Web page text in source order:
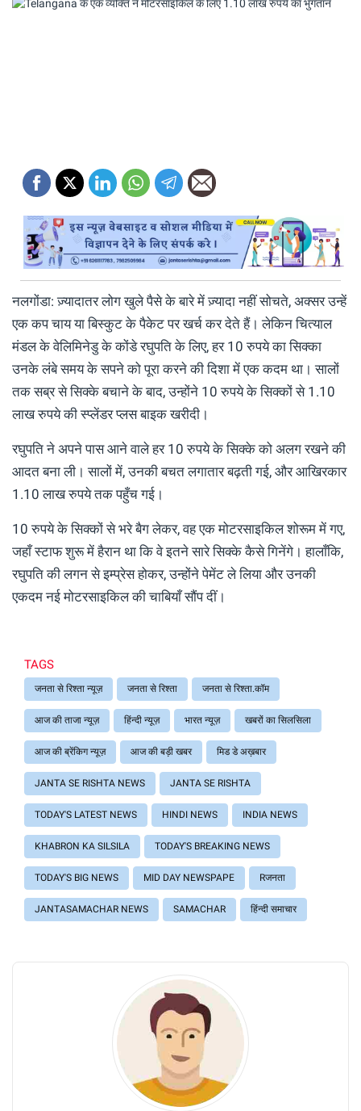
नलगोंडा: ज़्यादातर लोग खुले पैसे के बारे में ज़्यादा नहीं सोचते, अक्सर उन्हें
एक कप चाय या बिस्कुट के पैकेट पर खर्च कर देते हैं। लेकिन चित्याल
मंडल के वेलिमिनेडु के कोंडे रघुपति के लिए, हर 10 रुपये का सिक्का
उनके लंबे समय के सपने को पूरा करने की दिशा में एक कदम था। सालों
तक सब्र से सिक्के बचाने के बाद, उन्होंने 10 रुपये के सिक्कों से 1.10
लाख रुपये की स्प्लेंडर प्लस बाइक खरीदी।
रघुपति ने अपने पास आने वाले हर 10 रुपये के सिक्के को अलग रखने की
आदत बना ली। सालों में, उनकी बचत लगातार बढ़ती गई, और आखिरकार
1.10 लाख रुपये तक पहुँच गई।
10 रुपये के सिक्कों से भरे बैग लेकर, वह एक मोटरसाइकिल शोरूम में गए,
जहाँ स्टाफ शुरू में हैरान था कि वे इतने सारे सिक्के कैसे गिनेंगे। हालाँकि,
रघुपति की लगन से इम्प्रेस होकर, उन्होंने पेमेंट ले लिया और उनकी
एकदम नई मोटरसाइकिल की चाबियाँ सौंप दीं।
TAGS
जनता से रिश्ता न्यूज़ जनता से रिश्ता जनता से रिश्ता.कॉम
आज की ताजा न्यूज़ हिंन्दी न्यूज़ भारत न्यूज़ खबरों का सिलसिला
आज की ब्रेंकिग न्यूज़ आज की बड़ी खबर मिड डे अख़बार
JANTA SE RISHTA NEWS JANTA SE RISHTA
TODAY'S LATEST NEWS HINDI NEWS INDIA NEWS
KHABRON KA SILSILA TODAY'S BREAKING NEWS
TODAY'S BIG NEWS MID DAY NEWSPAPE Rजनता
JANTASAMACHAR NEWS SAMACHAR हिंन्दी समाचार